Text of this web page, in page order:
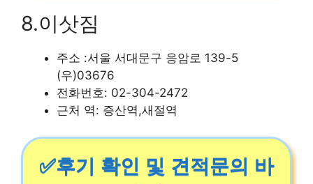
8.이삿짐
주소 :서울 서대문구 응암로 139-5
(우)03676
전화번호: 02-304-2472
근처 역: 증산역,새절역
✅후기 확인 및 견적문의 바